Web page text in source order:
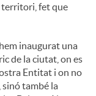
territori, fet que
inaugurat una
de la ciutat, on es
Entitat i on no
també la